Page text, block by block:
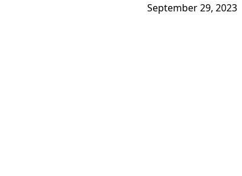
September 29, 2023